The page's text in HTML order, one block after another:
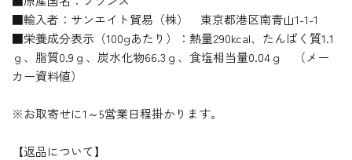
■輸入者：サンエイト貿易（株） 東京都港区南青山1-1-1
■栄養成分表示（100gあたり）：熱量290kcal、たんぱく質1.1
ｇ、脂質0.9ｇ、炭水化物66.3ｇ、食塩相当量0.04ｇ （メー
カー資料値）
※お取寄せに1～5営業日程掛かります。
【返品について】